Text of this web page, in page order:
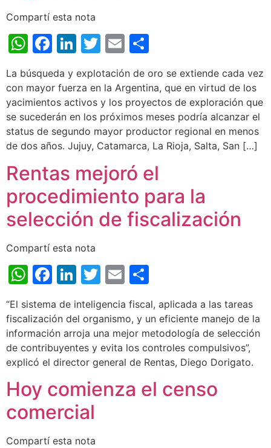
Compartí esta nota
WhatsApp
Facebook
LinkedIn
Twitter
Email
La búsqueda y explotación de oro se extiende cada vez
con mayor fuerza en la Argentina, que en virtud de los
yacimientos activos y los proyectos de exploración que
se sucederán en los próximos meses podría alcanzar el
status de segundo mayor productor regional en menos
de dos años. Jujuy, Catamarca, La Rioja, Salta, San […]
Rentas mejoró el
procedimiento para la
selección de fiscalización
Compartí esta nota
WhatsApp
Facebook
LinkedIn
Twitter
Email
“El sistema de inteligencia fiscal, aplicada a las tareas
fiscalización del organismo, y un eficiente manejo de la
información arroja una mejor metodología de selección
de contribuyentes y evita los controles compulsivos”,
explicó el director general de Rentas, Diego Dorigato.
Hoy comienza el censo
comercial
Compartí esta nota